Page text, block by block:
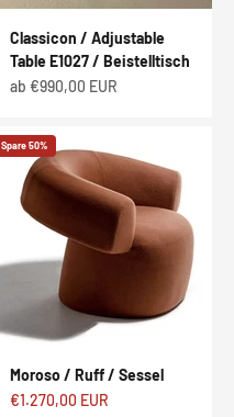
Classicon / Adjustable
Table E1027 / Beistelltisch
Angebot
ab €990,00 EUR
Spare 50%
Moroso / Ruff / Sessel
Angebot
€1.270,00 EUR